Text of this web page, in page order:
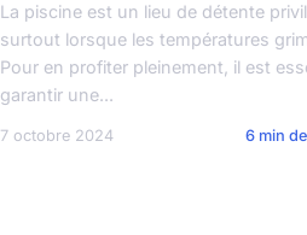
La piscine est un lieu de détente
surtout lorsque les températures
Pour en profiter pleinement, il est
garantir une...
7 octobre 2024 6 min